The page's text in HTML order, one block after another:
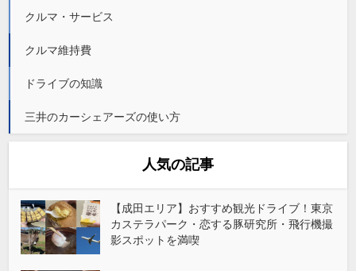
クルマ・サービス
クルマ維持費
ドライブの知識
三井のカーシェアーズの使い方
人気の記事
【成田エリア】おすすめ観光ドライブ！東京
カステラパーク・恋する豚研究所・飛行機撮
影スポットを満喫